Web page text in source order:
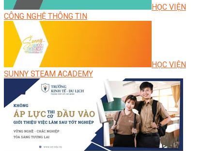
HỌC VIỆN
CÔNG NGHỆ THÔNG TIN
HỌC VIỆN
SUNNY STEAM ACADEMY